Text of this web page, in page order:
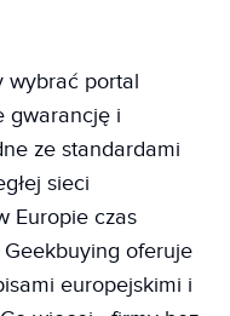
wybrać portal
gwarancję i
ze standardami
sieci
Europie czas
oferuje
europejskimi i